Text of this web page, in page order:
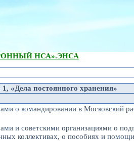
НСА».ЭНСА
«Дела постоянного хранения»
о командировании в Московский
и советскими организациями о
коллективах, о пособиях и